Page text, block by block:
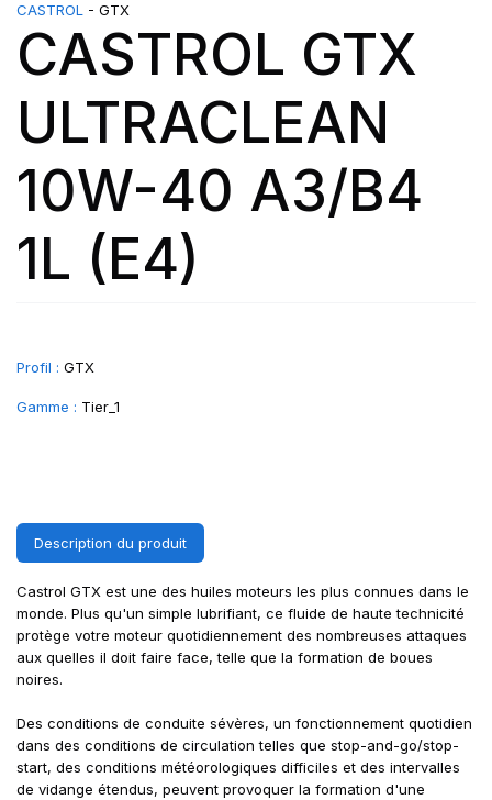
CASTROL - GTX
CASTROL GTX
ULTRACLEAN
10W-40 A3/B4
1L (E4)
Profil : GTX
Gamme : Tier_1
Description du produit
Castrol GTX est une des huiles moteurs les plus connues dans le
monde. Plus qu'un simple lubrifiant, ce fluide de haute technicité
protège votre moteur quotidiennement des nombreuses attaques
aux quelles il doit faire face, telle que la formation de boues
noires.
Des conditions de conduite sévères, un fonctionnement quotidien
dans des conditions de circulation telles que stop-and-go/stop-
start, des conditions météorologiques difficiles et des intervalles
de vidange étendus, peuvent provoquer la formation d'une